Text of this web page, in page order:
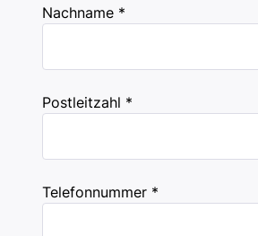
Nachname *
Postleitzahl *
Telefonnummer *